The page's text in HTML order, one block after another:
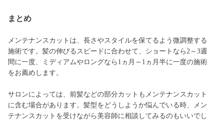
まとめ
メンテナンスカットは、長さやスタイルを保てるよう微調整する
施術です。髪の伸びるスピードに合わせて、ショートなら2～3週
間に一度、ミディアムやロングなら1ヵ月～1ヵ月半に一度の施術
をお薦めします。
サロンによっては、前髪などの部分カットもメンテナンスカット
に含む場合があります。髪型をどうしようか悩んでいる時、メン
テナンスカットを受けながら美容師に相談してみるのもいいでし